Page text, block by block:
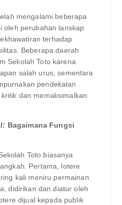
mengalami beberapa
oleh perubahan lanskap
terhadap
Beberapa daerah
Sekolah Toto karena
salah urus, sementara
pendekatan
dan memaksimalkan
Bagaimana Fungsi
Toto biasanya
Pertama, lotere
kali meniru permainan
didirikan dan diatur oleh
dijual kepada publik